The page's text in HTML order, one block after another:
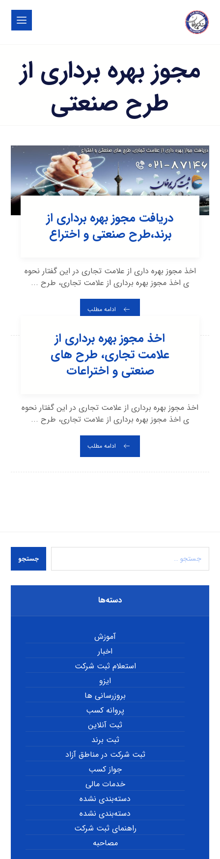
مجوز بهره برداری از
طرح صنعتی
دریافت مجوز بهره برداری از
برند،طرح صنعتی و اختراع
اخذ مجوز بهره داری از علامت تجاری در این گفتار نحوه
ی اخذ مجوز بهره برداری از علامت تجاری، طرح ...
ادامه مطلب
اخذ مجوز بهره برداری از
علامت تجاری، طرح های
صنعتی و اختراعات
اخذ مجوز بهره برداری از علامت تجاری در این گفتار نحوه
ی اخذ مجوز بهره برداری از علامت تجاری، طرح ...
ادامه مطلب
جستجو
دسته‌ها
آموزش
اخبار
استعلام ثبت شرکت
ایزو
بروزرسانی ها
پروانه کسب
ثبت آنلاین
ثبت برند
ثبت شرکت در مناطق آزاد
جواز کسب
خدمات مالی
دسته‌بندی نشده
دسته‌بندی نشده
راهنمای ثبت شرکت
مصاحبه